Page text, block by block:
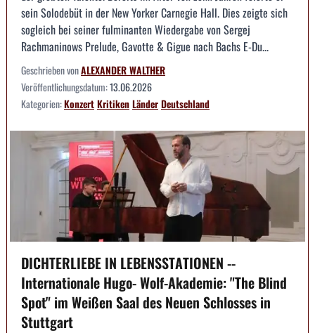
sein Solodebüt in der New Yorker Carnegie Hall. Dies zeigte sich
sogleich bei seiner fulminanten Wiedergabe von Sergej
Rachmaninows Prelude, Gavotte & Gigue nach Bachs E-Du...
Geschrieben vonALEXANDER WALTHER
Veröffentlichungsdatum:13.06.2026
Kategorien:KonzertKritikenLänderDeutschland
DICHTERLIEBE IN LEBENSSTATIONEN --
Internationale Hugo- Wolf-Akademie: "The Blind
Spot" im Weißen Saal des Neuen Schlosses in
Stuttgart